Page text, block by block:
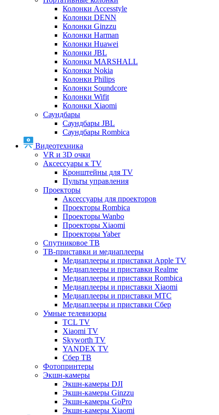
Колонки Accesstyle
Колонки DENN
Колонки Ginzzu
Колонки Harman
Колонки Huawei
Колонки JBL
Колонки MARSHALL
Колонки Nokia
Колонки Philips
Колонки Soundcore
Колонки Wifit
Колонки Xiaomi
Саундбары
Саундбары JBL
Саундбары Rombica
Видеотехника
VR и 3D очки
Аксессуары к TV
Кронштейны для TV
Пульты управления
Проекторы
Аксессуары для проекторов
Проекторы Rombica
Проекторы Wanbo
Проекторы Xiaomi
Проекторы Yaber
Спутниковое ТВ
ТВ-приставки и медиаплееры
Медиаплееры и приставки Apple TV
Медиаплееры и приставки Realme
Медиаплееры и приставки Rombica
Медиаплееры и приставки Xiaomi
Медиаплееры и приставки МТС
Медиаплееры и приставки Сбер
Умные телевизоры
TCL TV
Xiaomi TV
Skyworth TV
YANDEX TV
Сбер ТВ
Фотопринтеры
Экшн-камеры
Экшн-камеры DJI
Экшн-камеры Ginzzu
Экшн-камеры GoPro
Экшн-камеры Xiaomi